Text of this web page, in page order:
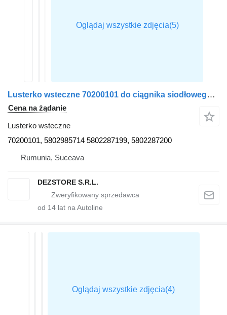
Lusterko wsteczne 70200101 do ciągnika siodłowego IVECO STRALIS
Cena na żądanie
Lusterko wsteczne
70200101, 5802985714 5802287199, 5802287200
Rumunia, Suceava
DEZSTORE S.R.L.
od 14 lat na Autoline